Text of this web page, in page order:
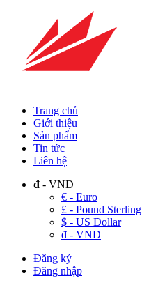
Trang chủ
Giới thiệu
Sản phẩm
Tin tức
Liên hệ
đ - VND
€ - Euro
£ - Pound Sterling
$ - US Dollar
đ - VND
Đăng ký
Đăng nhập